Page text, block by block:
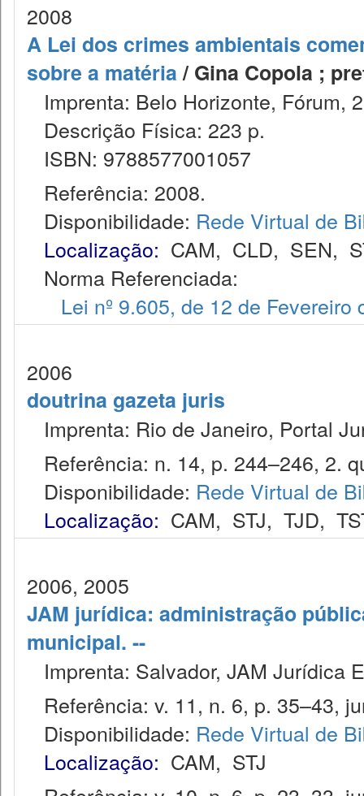
2008
A Lei dos crimes ambientais
sobre a matéria/ Gina Copola ;
Imprenta: Belo Horizonte, Fórum,
Descrição Física: 223 p.
ISBN: 9788577001057
Referência: 2008.
Disponibilidade: Rede Virtual de
Localização: CAM, CLD, SEN,
Norma Referenciada:
Lei nº 9.605, de 12 de Fevereiro
2006
doutrina gazeta juris
Imprenta: Rio de Janeiro, Portal
Referência: n. 14, p. 244–246, 2.
Disponibilidade: Rede Virtual de
Localização: CAM, STJ, TJD,
2006, 2005
JAM jurídica: administração
municipal. --
Imprenta: Salvador, JAM Jurídica
Referência: v. 11, n. 6, p. 35–43,
Disponibilidade: Rede Virtual de
Localização: CAM, STJ